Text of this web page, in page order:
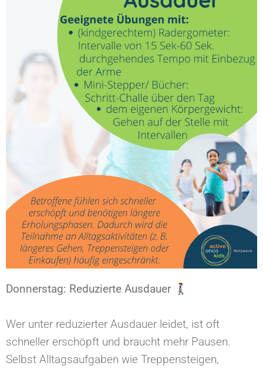
Donnerstag: Reduzierte Ausdauer⁠ 🚶‍♀️
Wer unter reduzierter Ausdauer leidet, ist oft
schneller erschöpft und braucht mehr Pausen.⁠
Selbst Alltagsaufgaben wie Treppensteigen,